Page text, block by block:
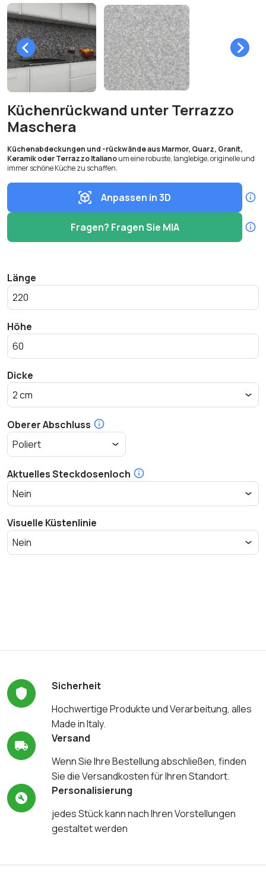
Küchenrückwand unter Terrazzo
Maschera
Küchenabdeckungen und -rückwände aus Marmor, Quarz, Granit,
Keramik oder Terrazzo Italianoum eine robuste, langlebige, originelle und
immer schöne Küche zu schaffen.
Anpassen in 3D
Fragen? Fragen Sie MIA
Länge
Höhe
Dicke
Oberer Abschluss
Aktuelles Steckdosenloch
Visuelle Küstenlinie
Sicherheit
Hochwertige Produkte und Verarbeitung, alles
Made in Italy.
Versand
Wenn Sie Ihre Bestellung abschließen, finden
Sie die Versandkosten für Ihren Standort.
Personalisierung
jedes Stück kann nach Ihren Vorstellungen
gestaltet werden